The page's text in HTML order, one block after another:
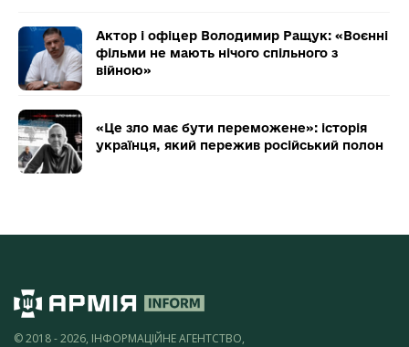
Актор і офіцер Володимир Ращук: «Воєнні
фільми не мають нічого спільного з
війною»
«Це зло має бути переможене»: історія
українця, який пережив російський полон
© 2018 - 2026, ІНФОРМАЦІЙНЕ АГЕНТСТВО,